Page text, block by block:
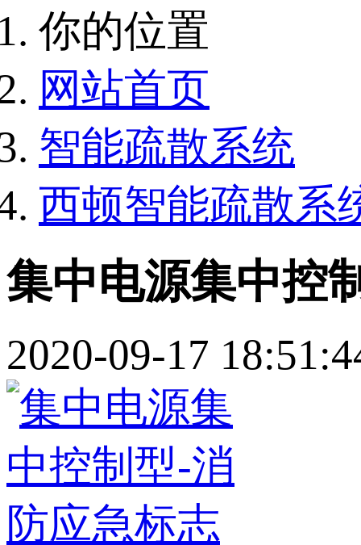
你的位置
网站首页
智能疏散系统
西顿智能疏散系
集中电源集中控
2020-09-17